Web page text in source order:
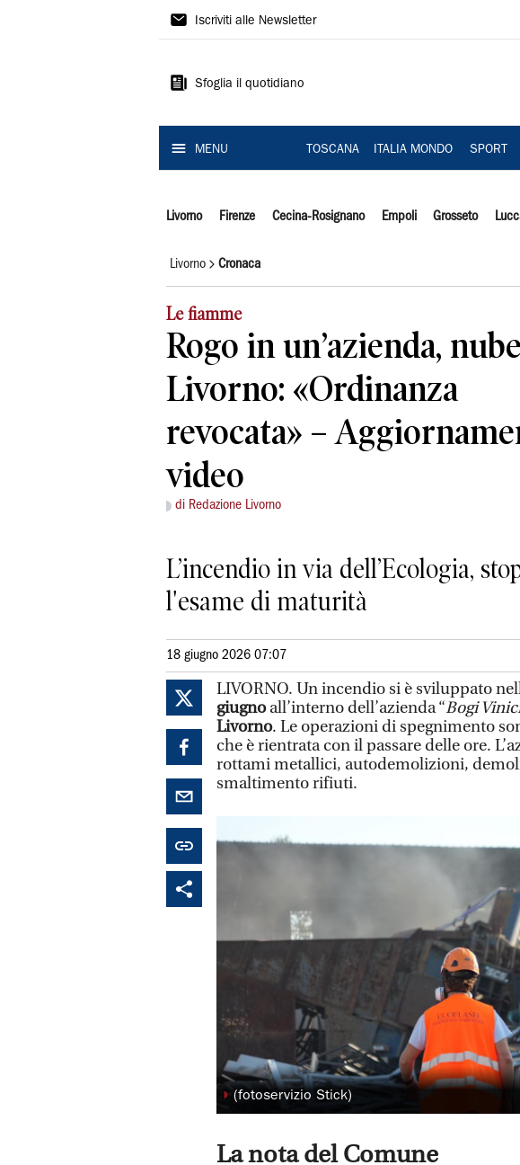
Il
Iscriviti alle Newsletter
Sfoglia il quotidiano
MENU TOSCANA ITALIA MONDO SPORT
Livorno Firenze Cecina-Rosignano Empoli Grosseto
Livorno Cronaca
Le fiamme
Rogo in un’azienda,
Livorno: «Ordinanza
revocata» –
video
di Redazione Livorno
L’incendio in via dell’Ecologia,
l'esame di maturità
18 giugno 2026 07:07
LIVORNO. Un incendio si è sviluppato
giugnoall’interno dell’azienda “Bogi
Livorno. Le operazioni di spegnimento
che è rientrata con il passare delle ore.
rottami metallici, autodemolizioni,
smaltimento rifiuti.
◗ (fotoservizio Stick)
La nota del Comune